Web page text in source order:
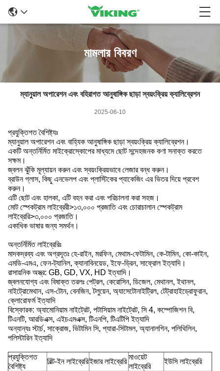
মামলার বিবরণ
ম্যানুয়াল অপারেশন এবং বহিরাগত আনুষাঙ্গিক ছাড়া স্বয়ংক্রিয় ক্যালিব্রেশন
2025-06-10
প্রযুক্তিগত বৈশিষ্ট্যঃ
ম্যানুয়াল অপারেশন এবং বাহ্যিক আনুষাঙ্গিক ছাড়া স্বয়ংক্রিয় ক্যালিব্রেশন।
একটি অন্তর্নির্মিত মাইক্রোস্কোপের মাধ্যমে ছোট সন্দেহজনক কণা সনাক্ত করতে
সক্ষম।
জ্বলন ঝুঁকি মূল্যায়ন করুন এবং স্বয়ংক্রিয়ভাবে লেজার বন্ধ করুন।
ব্রাউন গ্লাস, কিছু এনভেলপ এবং প্লাস্টিকের প্যাকেজিং এর ভিতর দিয়ে প্রবেশ
করুন।
এটি ছোট এবং হালকা, এটি বহন করা এবং পরিচালনা করা সহজ।
মোট স্পেকট্রাম লাইব্রেরী>১৩,০০০ প্রজাতি এবং চোরাচালান স্পেকট্রাম
লাইব্রেরি>৩,০০০ প্রজাতি।
একাধিক ভাষার জন্য সমর্থন।
অন্তর্নির্মিত লাইব্রেরিঃ
মাদকদ্রব্য এবং অগ্রদূতঃ হে-রাইন, মরফিন, মেথাম-ফেটামিন, কে-টামিন, কো-কাইন,
এমডি-এমএ, ফেন-ট্যানিল, ক্যানাবিনয়েড, ইফে-ড্রিন, সাফ্রোল ইত্যাদি।
রাসায়নিক অস্ত্র: GB, GD, VX, HD ইত্যাদি।
জ্বলনযোগ্য এবং বিষাক্ত তরলঃ পেট্রল, কেরোসিন, ডিজেল, মেথানল, ইথানল,
নাইট্রোমেথান, এস-টোন, বেনজিন, টলুয়েন, অ্যাসেটোনাইট্রিল, টেট্রাহাইড্রোফুরান,
ক্লোরোফর্ম ইত্যাদি
বিস্ফোরক: অ্যামোনিয়াম নাইট্রেট, পটাসিয়াম নাইট্রেট, সি 4, কম্পোজিশন বি,
টিএনটি, আরডিএক্স, এইচএমএক্স, টিএনপি, টিএটিপি ইত্যাদি
অন্যান্যঃ স্টার্চ, সাক্রোজ, ভিটামিন সি, প্যারা-সিটামল, অ্যানালগিন, পলিথিলিন,
পলিস্টারিন ইত্যাদি
প্রযুক্তিগত
বৈশিষ্ট্য
বিল্ট-ইন লাইব্রেরিইজার লাইব্রেরি মাওয়েট
লাইব্রেরি
ইউসি লাইব্রেরি